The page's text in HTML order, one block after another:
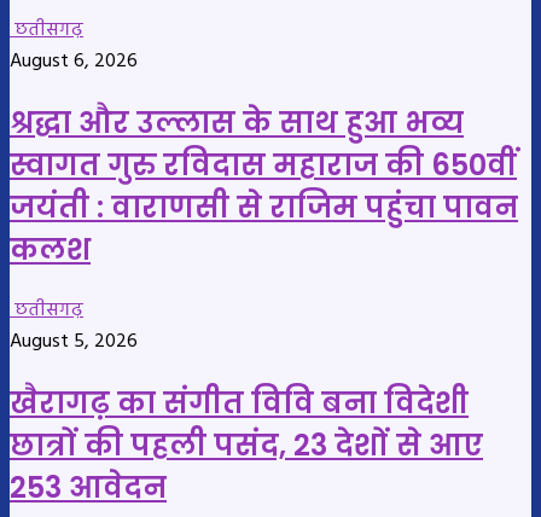
छतीसगढ़
August 6, 2026
श्रद्धा और उल्लास के साथ हुआ भव्य
स्वागत गुरु रविदास महाराज की 650वीं
जयंती : वाराणसी से राजिम पहुंचा पावन
कलश
छतीसगढ़
August 5, 2026
खैरागढ़ का संगीत विवि बना विदेशी
छात्रों की पहली पसंद, 23 देशों से आए
253 आवेदन